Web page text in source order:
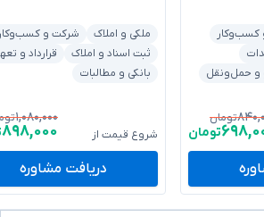
و حمل‌ونقل
تومان
تومان
ملکی و املاک
شرکت و
ثبت اسناد و املاک
قرارداد و
بانکی و مطالبات
شروع قیمت از
۱,۰۸۰,۰۰۰
۸۹۸,۰۰۰
دریافت مشاوره